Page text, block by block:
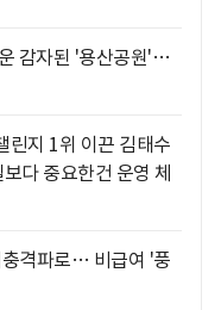
감자된 '용산공원'…
린지 1위 이끈 김태수
다 중요한건 운영 체
충격파로… 비급여 '풍